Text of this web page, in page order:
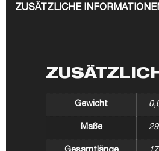
ZUSÄTZLICHE
Gewicht
Maße